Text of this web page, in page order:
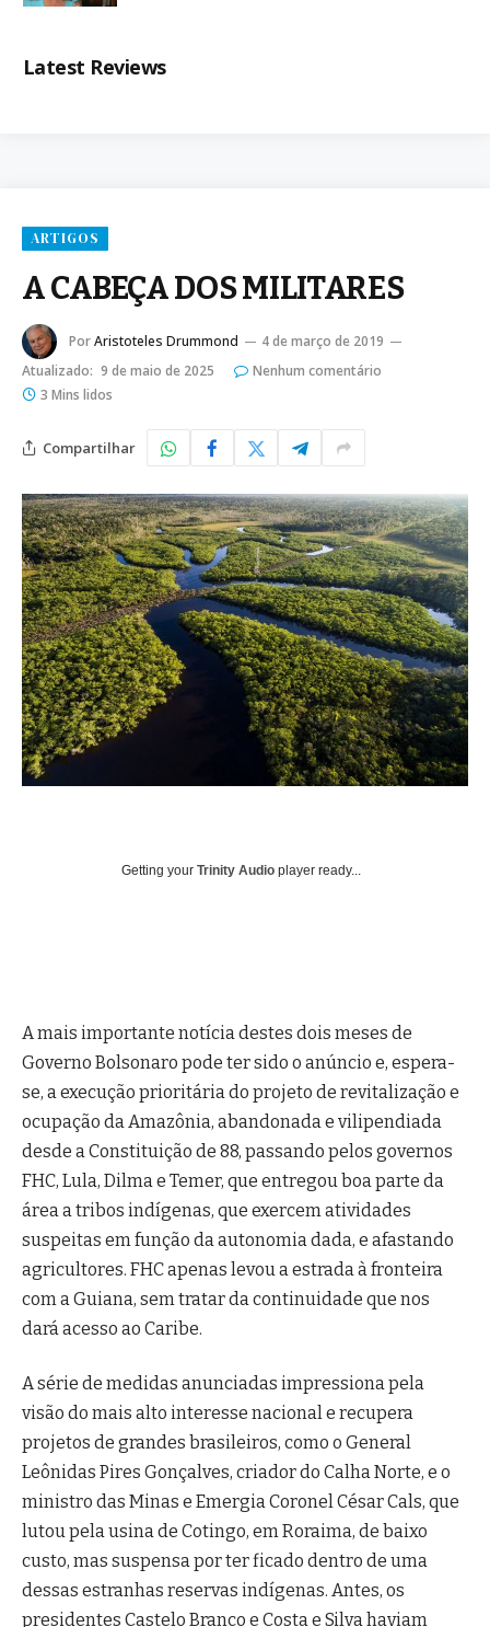
Latest Reviews
ARTIGOS
A CABEÇA DOS MILITARES
PorAristoteles Drummond
4 de março de 2019
Atualizado: 9 de maio de 2025
Nenhum comentário
3 Mins lidos
Compartilhar
Getting your Trinity Audio player ready...
A mais importante notícia destes dois meses de
Governo Bolsonaro pode ter sido o anúncio e, espera-
se, a execução prioritária do projeto de revitalização e
ocupação da Amazônia, abandonada e vilipendiada
desde a Constituição de 88, passando pelos governos
FHC, Lula, Dilma e Temer, que entregou boa parte da
área a tribos indígenas, que exercem atividades
suspeitas em função da autonomia dada, e afastando
agricultores. FHC apenas levou a estrada à fronteira
com a Guiana, sem tratar da continuidade que nos
dará acesso ao Caribe.
A série de medidas anunciadas impressiona pela
visão do mais alto interesse nacional e recupera
projetos de grandes brasileiros, como o General
Leônidas Pires Gonçalves, criador do Calha Norte, e o
ministro das Minas e Emergia Coronel César Cals, que
lutou pela usina de Cotingo, em Roraima, de baixo
custo, mas suspensa por ter ficado dentro de uma
dessas estranhas reservas indígenas. Antes, os
presidentes Castelo Branco e Costa e Silva haviam